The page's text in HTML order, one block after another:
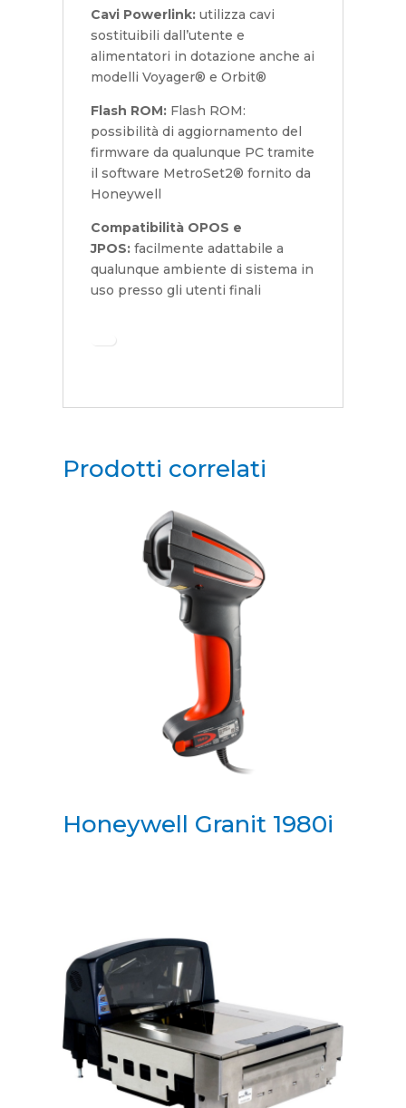
Cavi Powerlink:utilizza cavi
sostituibili dall’utente e
alimentatori in dotazione anche ai
modelli Voyager® e Orbit®
Flash ROM: Flash ROM:
possibilità di aggiornamento del
firmware da qualunque PC tramite
il software MetroSet2® fornito da
Honeywell
Compatibilità OPOS e
JPOS:facilmente adattabile a
qualunque ambiente di sistema in
uso presso gli utenti finali
Prodotti correlati
Honeywell Granit 1980i